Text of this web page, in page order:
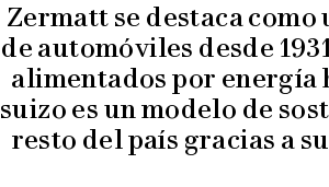
Zermatt se destaca
de automóviles desde
alimentados por energía
suizo es un modelo de
resto del país gracias a